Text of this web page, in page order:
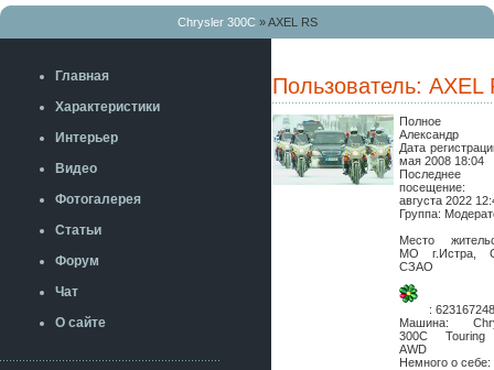
Chrysler 300C» AXEL RS
Главная
Характеристики
Интерьер
Видео
Фотогалерея
Статьи
Форум
Чат
О сайте
Пользователь: AXEL
Полное
Александр
Дата
мая 2008 18:04
Последнее
августа 2022
Группа:
Место
МО г.Истра,
СЗАО
:
Машина:
300C
AWD
Немного о себе: